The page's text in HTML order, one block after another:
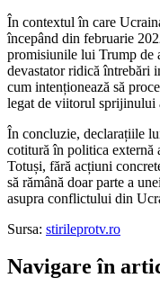
În contextul în care
începând din februarie
promisiunile lui Trump de
devastator ridică întrebări
cum intenționează să
legat de viitorul sprijinului
În concluzie, declarațiile
cotitură în politica externă
Totuși, fără acțiuni
să rămână doar parte a
asupra conflictului din
Sursa: stirileprotv.ro
Navigare în